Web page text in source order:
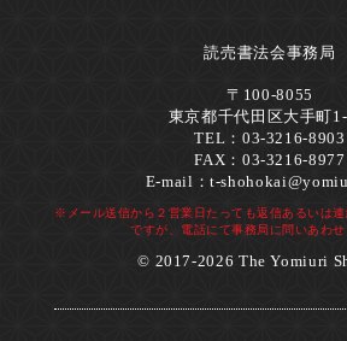
読売書法会事務局
〒100-8055
東京都千代田区大手町1-
TEL：03-3216-8903
FAX：03-3216-8977
E-mail：t-
※メール送信から２営業日たっても返信あるいは
ですが、電話にて事務局に問いあわせ
© 2017-2026 The Yomiuri